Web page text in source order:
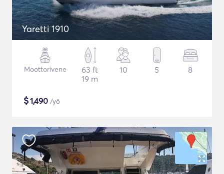
Yaretti 1910
Moottorivene
63 ft
19 m
10 5 8
$1,490 /yö